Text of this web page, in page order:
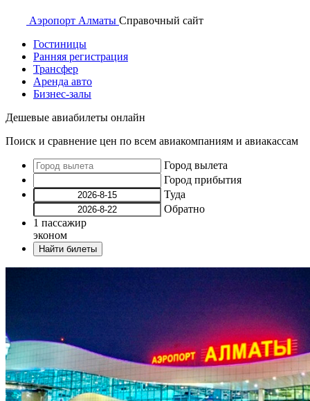
Аэропорт Алматы Справочный сайт
Гостиницы
Ранняя регистрация
Трансфер
Аренда авто
Бизнес-залы
Дешевые авиабилеты онлайн
Поиск и сравнение цен по всем авиакомпаниям и авиакассам
Город вылета
Город прибытия
Туда
Обратно
1 пассажир
эконом
Найти билеты